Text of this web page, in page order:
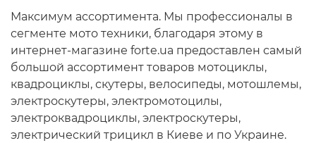
Максимум ассортимента. Мы профессионалы в
сегменте мото техники, благодаря этому в
интернет-магазине forte.ua предоставлен самый
большой ассортимент товаров мотоциклы,
квадроциклы, скутеры, велосипеды, мотошлемы,
электроскутеры, электромотоцилы,
электроквадроциклы, электроскутеры,
электрический трицикл в Киеве и по Украине.